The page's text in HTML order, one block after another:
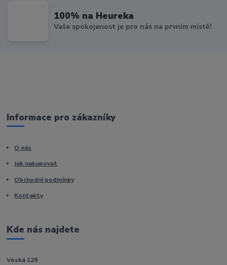
100% na Heureka
Vaše spokojenost je pro nás na prvním místě!
Informace pro zákazníky
O nás
Jak nakupovat
Obchodní podmínky
Kontakty
Kde nás najdete
Veská 129